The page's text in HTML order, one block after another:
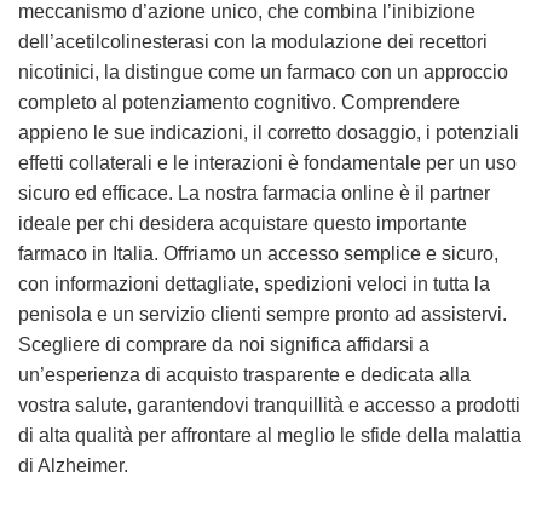
meccanismo d’azione unico, che combina l’inibizione
dell’acetilcolinesterasi con la modulazione dei recettori
nicotinici, la distingue come un farmaco con un approccio
completo al potenziamento cognitivo. Comprendere
appieno le sue indicazioni, il corretto dosaggio, i potenziali
effetti collaterali e le interazioni è fondamentale per un uso
sicuro ed efficace. La nostra farmacia online è il partner
ideale per chi desidera acquistare questo importante
farmaco in Italia. Offriamo un accesso semplice e sicuro,
con informazioni dettagliate, spedizioni veloci in tutta la
penisola e un servizio clienti sempre pronto ad assistervi.
Scegliere di comprare da noi significa affidarsi a
un’esperienza di acquisto trasparente e dedicata alla
vostra salute, garantendovi tranquillità e accesso a prodotti
di alta qualità per affrontare al meglio le sfide della malattia
di Alzheimer.